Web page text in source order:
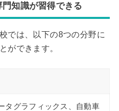
知識が習得できる
では、以下の8つの分野に
ができます。
タグラフィックス、自動車